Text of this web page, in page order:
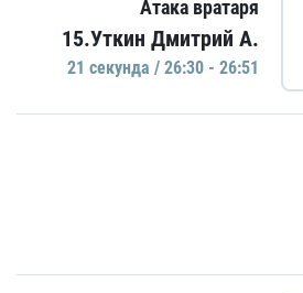
Атака вратаря
15.Уткин Дмитрий А.
21 секундa / 26:30 - 26:51